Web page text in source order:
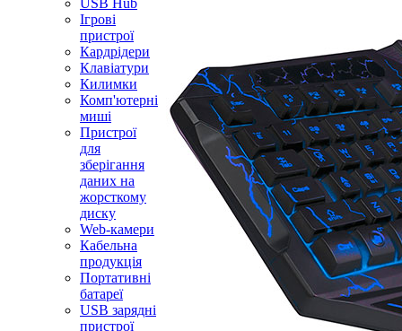
USB Hub
Ігрові
пристрої
Кардрідери
Клавіатури
Килимки
Комп'ютерні
миші
Пристрої
для
зберігання
даних на
жорсткому
диску
Web-камери
Кабельна
продукція
Портативні
батареї
USB зарядні
пристрої